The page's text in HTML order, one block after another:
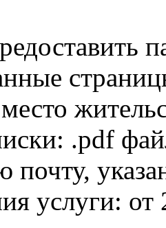
.pdf
почту,
услуги: от